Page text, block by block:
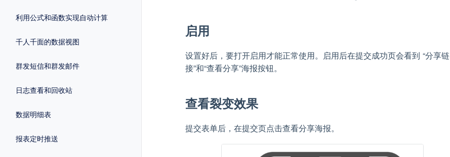
利用公式和函数实现自动计算
千人千面的数据视图
群发短信和群发邮件
日志查看和回收站
数据明细表
报表定时推送
启用
设置好后，要打开启用才能正常使用。启用后在提交成功页会看到 “分享链
接”和“查看分享”海报按钮。
查看裂变效果
提交表单后，在提交页点击查看分享海报。